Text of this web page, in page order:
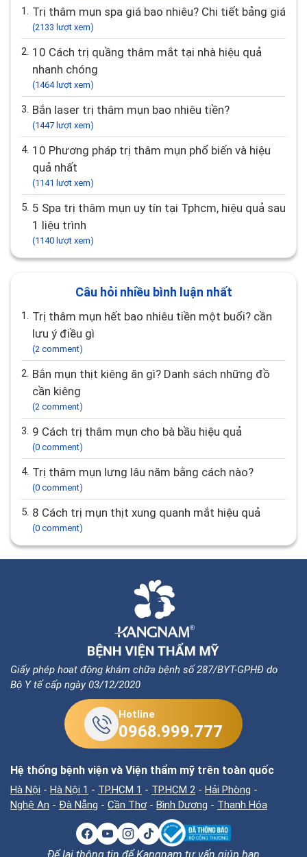
1. Trị thâm mụn spa giá bao nhiêu? Chi tiết bảng giá
(2133 lượt xem)
2. 10 Cách trị quầng thâm mắt tại nhà hiệu quả
nhanh chóng
(1464 lượt xem)
3. Bắn laser trị thâm mụn bao nhiêu tiền?
(1447 lượt xem)
4. 10 Phương pháp trị thâm mụn phổ biến và hiệu
quả nhất
(1141 lượt xem)
5. 5 Spa trị thâm mụn uy tín tại Tphcm, hiệu quả sau
1 liệu trình
(1140 lượt xem)
Câu hỏi nhiều bình luận nhất
1. Trị thâm mụn hết bao nhiêu tiền một buổi? cần
lưu ý điều gì
(2 comment)
2. Bắn mụn thịt kiêng ăn gì? Danh sách những đồ
cần kiêng
(2 comment)
3. 9 Cách trị thâm mụn cho bà bầu hiệu quả
(0 comment)
4. Trị thâm mụn lưng lâu năm bằng cách nào?
(0 comment)
5. 8 Cách trị mụn thịt xung quanh mắt hiệu quả
(0 comment)
Giấy phép hoạt động khám chữa bệnh số 287/BYT-GPHĐ do
Bộ Y tế cấp ngày 03/12/2020
Hotline
0968.999.777
Hệ thống bệnh viện và Viện thẩm mỹ trên toàn quốc
Hà Nội - Hà Nội 1 - TP.HCM 1 - TP.HCM 2 - Hải Phòng -
Nghệ An - Đà Nẵng - Cần Thơ - Bình Dương - Thanh Hóa